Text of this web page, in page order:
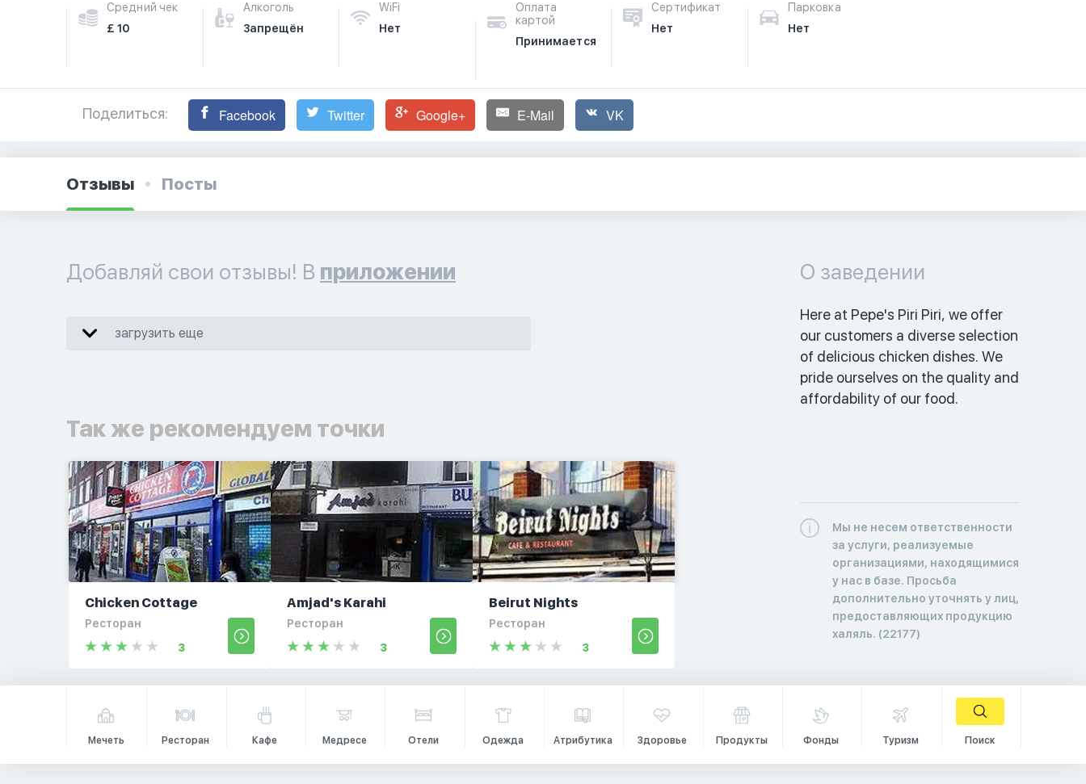
Средний чек
£ 10
Алкоголь
Запрещён
WiFi
Нет
Оплата
картой
Принимается
Сертификат
Нет
Парковка
Нет
Поделиться: Facebook Twitter Google+ E-Mail VK
Отзывы Посты
Добавляй свои отзывы! В приложении
загрузить еще
Так же рекомендуем точки
Chicken Cottage
Ресторан
3
Amjad's Karahi
Ресторан
3
Beirut Nights
Ресторан
3
О заведении
Here at Pepe's Piri Piri, we offer
our customers a diverse selection
of delicious chicken dishes. We
pride ourselves on the quality and
affordability of our food.
Мы не несем ответственности
за услуги, реализуемые
организациями, находящимися
у нас в базе. Просьба
дополнительно уточнять у лиц,
предоставляющих продукцию
халяль. (22177)
Мечеть Ресторан Кафе Медресе Отели Одежда Атрибутика Здоровье Продукты Фонды Туризм Поиск